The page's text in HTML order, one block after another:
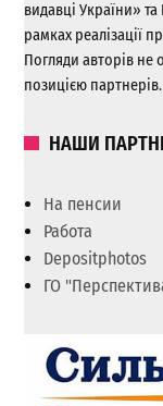
видавці України»
рамках реалізації
Погляди авторів не
позицією партнерів.
НАШИ
На пенсии
Работа
Depositphotos
ГО